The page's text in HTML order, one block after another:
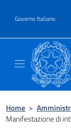
Governo Italiano
Home >
Manifestazione di